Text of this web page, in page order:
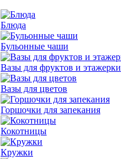
Блюда
Бульонные чаши
Вазы для фруктов и этажерки
Вазы для цветов
Горшочки для запекания
Кокотницы
Кружки